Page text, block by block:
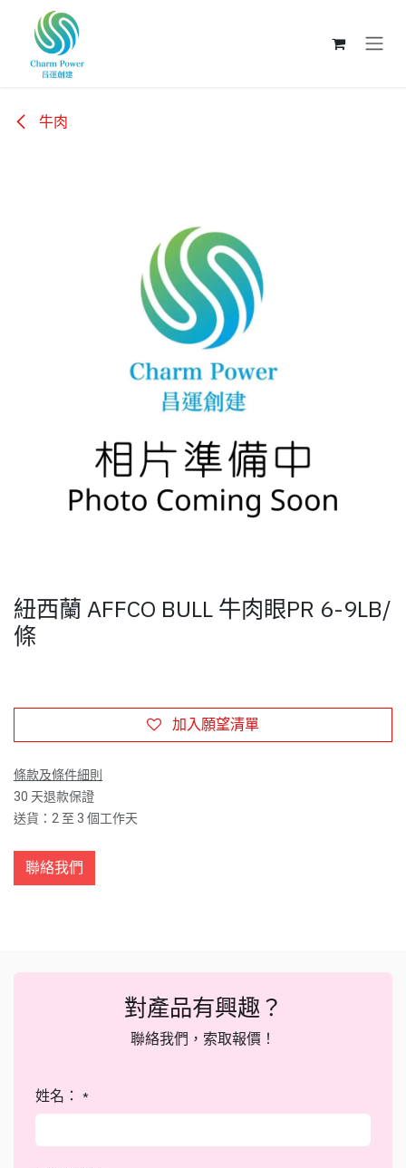
跳至內容
牛肉
紐西蘭 AFFCO BULL 牛肉眼PR 6-9LB/
條
加入願望清單
條款及條件細則
30 天退款保證
送貨：2 至 3 個工作天
聯絡我們
對產品有興趣？
聯絡我們，索取報價！
姓名： *